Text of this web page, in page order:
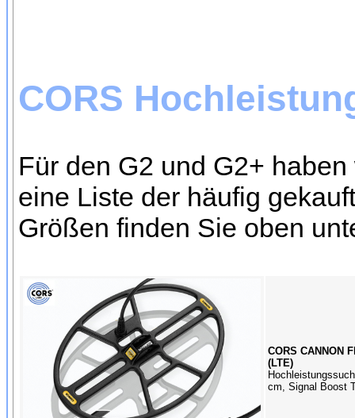
CORS
Für den G2 und G2+
eine Liste der häufig
Größen finden Sie oben
CORS CANNON
(LTE)
cm, Signal Boost